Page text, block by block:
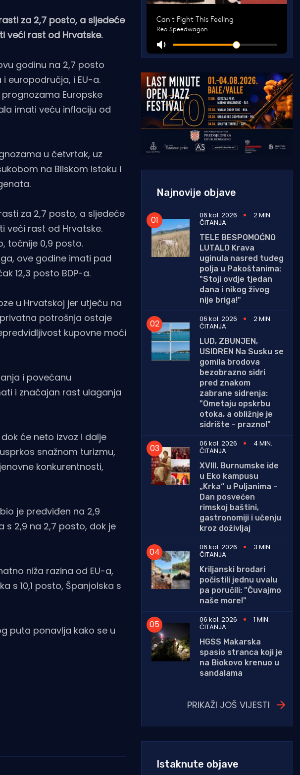
za 2,7 posto, a sljedeće
veći rast od Hrvatske.
godinu na 2,7 posto
europodručja, i EU-a.
Europske
imati veću inflaciju od
u četvrtak, uz
na Bliskom istoku i
za 2,7 posto, a sljedeće
veći rast od Hrvatske.
točnije 0,9 posto.
ove godine imati pad
12,3 posto BDP-a.
u Hrvatskoj jer utječu na
potrošnja ostaje
kupovne moći
i povećanu
i značajan rast ulaganja
će neto izvoz i dalje
snažnom turizmu,
konkurentnosti,
je predviđen na 2,9
s 2,9 na 2,7 posto, dok je
niža razina od EU-a,
s 10,1 posto, Španjolska s
puta ponavlja kako se u
Najnovije objave
06 kol. 2026 2 MIN.
ČITANJA
TELE BESPOMOĆNO
LUTALO Krava
uginula nasred tuđeg
polja u Pakoštanima:
"Stoji ovdje tjedan
dana i nikog živog
nije briga!"
06 kol. 2026
2 MIN.
ČITANJA
LUD, ZBUNJEN,
USIDREN Na Susku se
gomila brodova
bezobrazno sidri
pred znakom
zabrane sidrenja:
"Ometaju opskrbu
otoka, a obližnje je
sidrište - prazno!"
06 kol. 2026
4 MIN.
ČITANJA
XVIII. Burnumske ide
u Eko kampusu
„Krka“ u Puljanima –
Dan posvećen
rimskoj baštini,
gastronomiji i učenju
kroz doživljaj
06 kol. 2026
3 MIN.
ČITANJA
Kriljanski brodari
počistili jednu uvalu
pa poručili: "Čuvajmo
naše more!"
06 kol. 2026
1 MIN.
ČITANJA
HGSS Makarska
spasio stranca koji je
na Biokovo krenuo u
sandalama
PRIKAŽI JOŠ VIJESTI
Istaknute objave